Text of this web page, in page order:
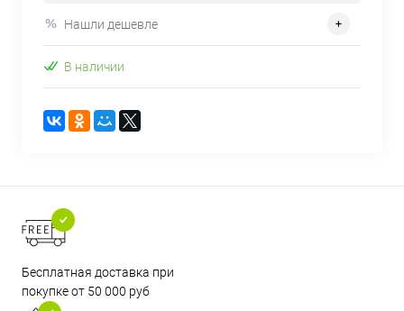
Нашли дешевле
В наличии
Бесплатная доставка при
покупке от 50 000 руб